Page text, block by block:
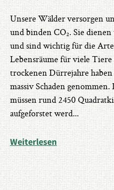
Unsere Wälder versorgen
und binden CO₂. Sie dienen
und sind wichtig für die
Lebensräume für viele
trockenen Dürrejahre
massiv Schaden
müssen rund 2450
aufgeforstet werd...
Weiterlesen